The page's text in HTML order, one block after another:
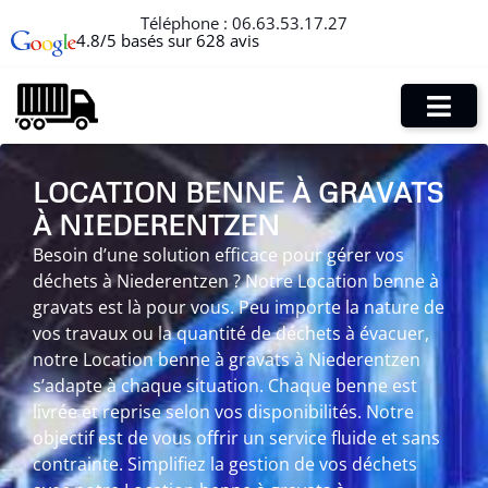
Téléphone : 06.63.53.17.27
4.8/5 basés sur 628 avis
LOCATION BENNE À GRAVATS
À NIEDERENTZEN
Besoin d’une solution efficace pour gérer vos
déchets à Niederentzen ? Notre Location benne à
gravats est là pour vous. Peu importe la nature de
vos travaux ou la quantité de déchets à évacuer,
notre Location benne à gravats à Niederentzen
s’adapte à chaque situation. Chaque benne est
livrée et reprise selon vos disponibilités. Notre
objectif est de vous offrir un service fluide et sans
contrainte. Simplifiez la gestion de vos déchets